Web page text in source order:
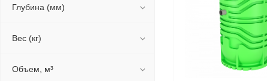
Глубина (мм)
Вес (кг)
Объем, м³